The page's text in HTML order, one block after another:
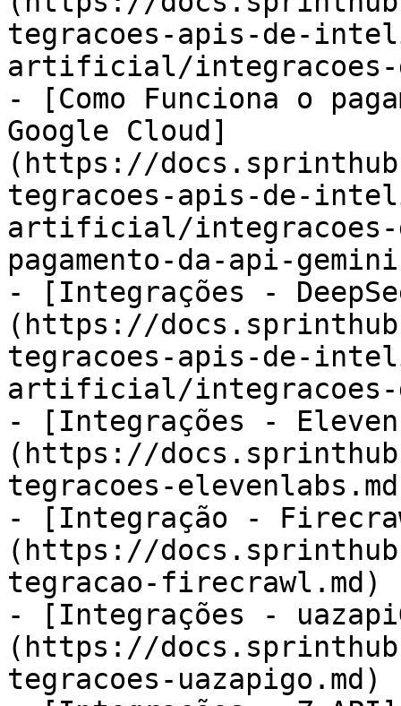
tegracoes-apis-de-
artificial/integracoes-
- [Como Funciona o
Google Cloud]
(https://
tegracoes-apis-de-
artificial/integracoes-
pagamento-da-api-
- [Integrações -
(https://
tegracoes-apis-de-
artificial/integracoes-
- [Integrações -
(https://
tegracoes-
- [Integração -
(https://
tegracao-firecrawl.md)
- [Integrações -
(https://
tegracoes-uazapigo.md)